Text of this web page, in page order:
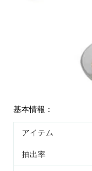
基本情報：
アイテム
抽出率